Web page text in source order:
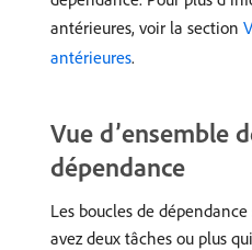
antérieures, voir la section
antérieures.
Vue d’ensemble
dépendance
Les boucles de
avez deux tâches ou plus